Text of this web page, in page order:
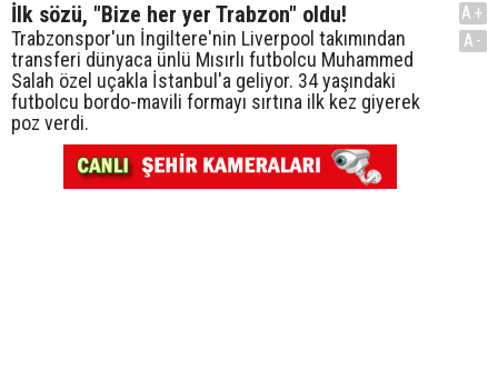
İlk sözü, "Bize her yer Trabzon" oldu!
Trabzonspor'un İngiltere'nin Liverpool takımından
transferi dünyaca ünlü Mısırlı futbolcu Muhammed
Salah özel uçakla İstanbul'a geliyor. 34 yaşındaki
futbolcu bordo-mavili formayı sırtına ilk kez giyerek
poz verdi.
A+
A-